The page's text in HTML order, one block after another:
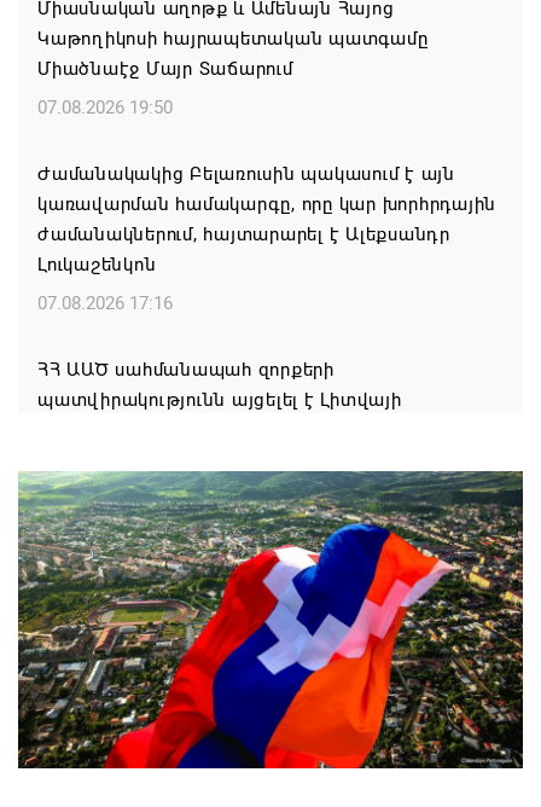
Միասնական աղոթք և Ամենայն Հայոց
Կաթողիկոսի հայրապետական պատգամը
Միածնաէջ Մայր Տաճարում
07.08.2026 19:50
Ժամանակակից Բելառուսին պակասում է այն
կառավարման համակարգը, որը կար խորհրդային
ժամանակներում, հայտարարել է Ալեքսանդր
Լուկաշենկոն
07.08.2026 17:16
ՀՀ ԱԱԾ սահմանապահ զորքերի
պատվիրակությունն այցելել է Լիտվայի
07.08.2026 16:57
Գարեգին Բ-ի և եպիսկոպոսների գործով
դատավորն ինքնաբացարկ է հայտնել
07.08.2026 16:55
Թուրքիան, Սաուդյան Արաբիան և Պակիստանը
ռազմական դաշինք ստեղծելու մասին
համաձայնագիր են ստորագրել
07.08.2026 16:43